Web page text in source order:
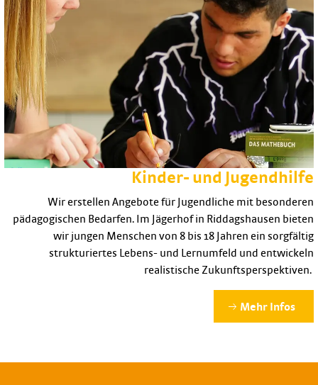
Kinder- und Jugendhilfe
Wir erstellen Angebote für Jugendliche mit besonderen
pädagogischen Bedarfen. Im Jägerhof in Riddagshausen bieten
wir jungen Menschen von 8 bis 18 Jahren ein sorgfältig
strukturiertes Lebens- und Lernumfeld und entwickeln
realistische Zukunftsperspektiven.
Mehr Infos